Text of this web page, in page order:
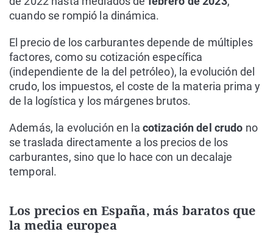
cuando se rompió la dinámica.
El precio de los carburantes depende de múltiples
factores, como su cotización específica
(independiente de la del petróleo), la evolución del
crudo, los impuestos, el coste de la materia prima y
de la logística y los márgenes brutos.
Además, la evolución en la cotización del crudo no
se traslada directamente a los precios de los
carburantes, sino que lo hace con un decalaje
temporal.
Los precios en España, más baratos que
la media europea